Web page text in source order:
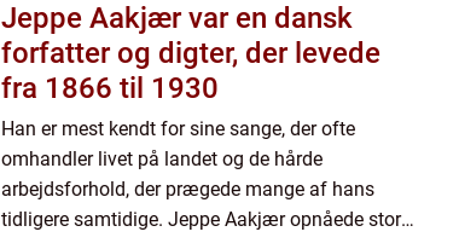
Jeppe Aakjær var en dansk
forfatter og digter, der levede
fra 1866 til 1930
Han er mest kendt for sine sange, der ofte
omhandler livet på landet og de hårde
arbejdsforhold, der prægede mange af hans
tidligere samtidige. Jeppe Aakjær opnåede stor